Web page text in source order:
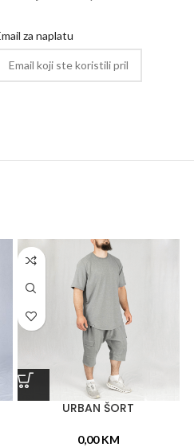
za naplatu
URBAN ŠORT
0,00KM